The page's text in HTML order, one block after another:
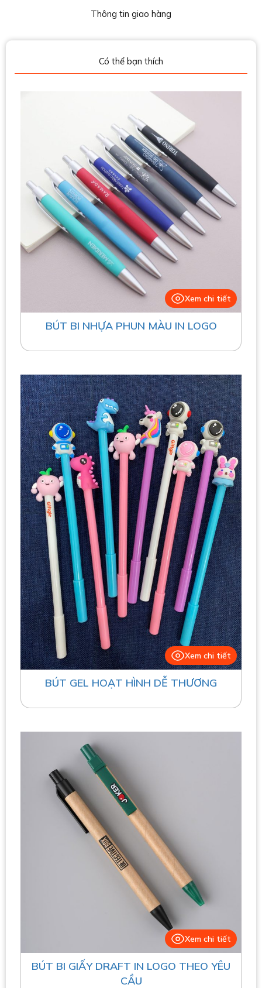
Thông tin giao hàng
Có thể bạn thích
Xem chi tiết
BÚT BI NHỰA PHUN MÀU IN LOGO
Xem chi tiết
BÚT GEL HOẠT HÌNH DỄ THƯƠNG
Xem chi tiết
BÚT BI GIẤY DRAFT IN LOGO THEO YÊU
CẦU